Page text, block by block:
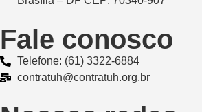
Fale conosco
Telefone: (61) 3322-6884
contratuh@contratuh.org.br